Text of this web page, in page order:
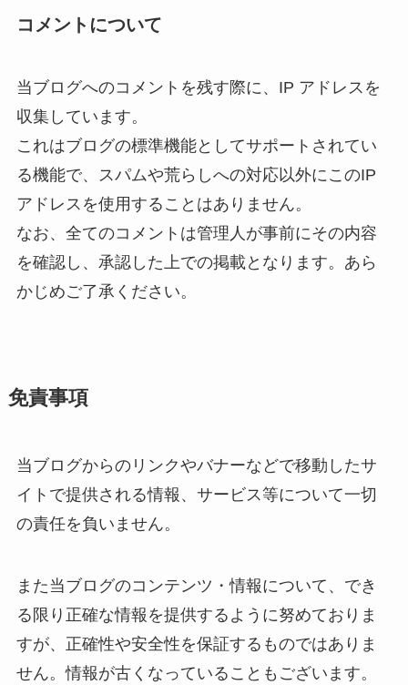
コメントについて
当ブログへのコメントを残す際に、IP アドレスを
収集しています。
これはブログの標準機能としてサポートされてい
る機能で、スパムや荒らしへの対応以外にこのIP
アドレスを使用することはありません。
なお、全てのコメントは管理人が事前にその内容
を確認し、承認した上での掲載となります。あら
かじめご了承ください。
免責事項
当ブログからのリンクやバナーなどで移動したサ
イトで提供される情報、サービス等について一切
の責任を負いません。
また当ブログのコンテンツ・情報について、でき
る限り正確な情報を提供するように努めておりま
すが、正確性や安全性を保証するものではありま
せん。情報が古くなっていることもございます。